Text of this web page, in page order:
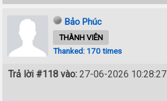
Bảo Phúc
THÀNH VIÊN
Thanked: 170 times
Trả lời #118 vào: 27-06-2026 10:28:27